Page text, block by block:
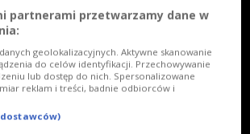
partnerami przetwarzamy dane w
geolokalizacyjnych. Aktywne skanowanie
do celów identyfikacji. Przechowywanie
lub dostęp do nich. Spersonalizowane
reklam i treści, badnie odbiorców i